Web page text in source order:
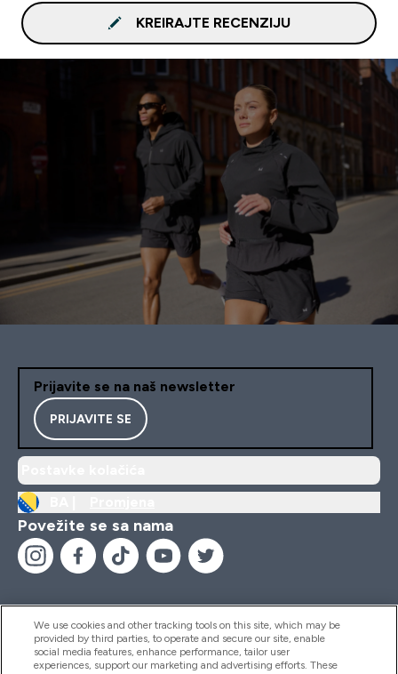
KREIRAJTE RECENZIJU
Prijavite se na naš newsletter
PRIJAVITE SE
Povežite se sa nama
Pomoć I Informacije
We use cookies and other tracking tools on this site, which may be
provided by third parties, to operate and secure our site, enable
social media features, enhance performance, tailor user
experiences, support our marketing and advertising efforts. These